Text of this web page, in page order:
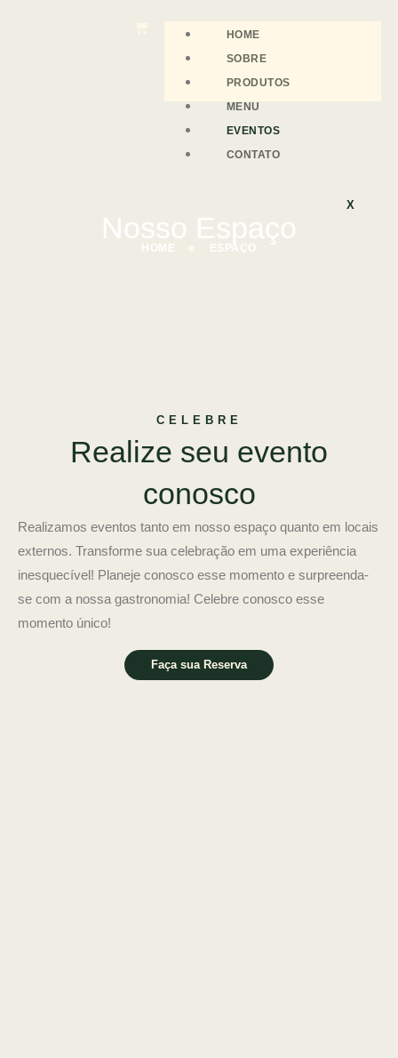
HOME
SOBRE
PRODUTOS
MENU
EVENTOS
CONTATO
X
Nosso Espaço
HOME ESPAÇO
CELEBRE
Realize seu evento
conosco
Realizamos eventos tanto em nosso espaço quanto em locais
externos. Transforme sua celebração em uma experiência
inesquecível! Planeje conosco esse momento e surpreenda-
se com a nossa gastronomia! Celebre conosco esse
momento único!
Faça sua Reserva